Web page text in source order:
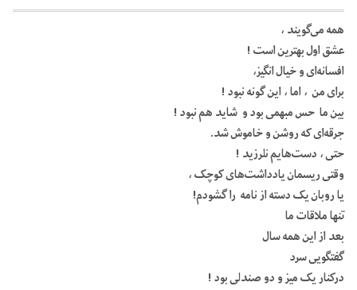
همهمی‌گویند،
عشقاولبهتریناست !
افسانه‌ایوخیالانگیز،
برایمن ،اما،اینگونهنبود !
بینما حسمبهمیبودو شایدهمنبود !
جرقهایکهروشنوخاموششد.
حتی،دستهایمنلرزید !
وقتیریسمانیادداشت‌هایکوچک،
یاروبانیکدستهازنامه راگشودم!
تنهاملاقاتما
بعدازاینهمهسال
گفتگوییسرد
درکناریکمیزودوصندلیبود !